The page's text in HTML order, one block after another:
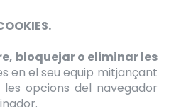
bloquejar o eliminar les
en el seu equip mitjançant
opcions del navegador